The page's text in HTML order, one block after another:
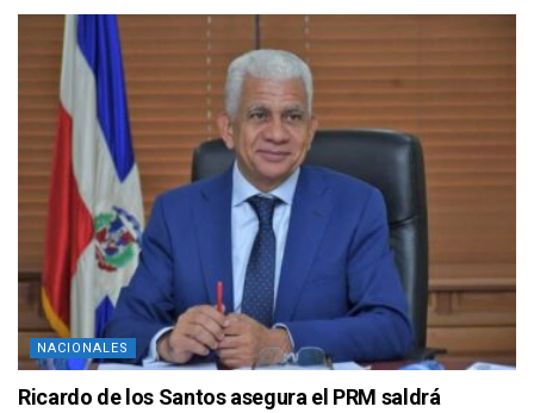
NACIONALES
Ricardo de los Santos asegura el PRM saldrá